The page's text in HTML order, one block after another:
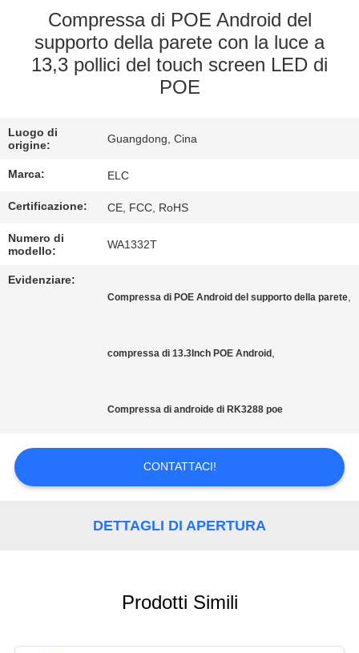
FABBRICA
CONTROLLO
CONTATTICI
RICHIEDA
UNA
CITAZIONE
Compressa di POE Android del
supporto della parete con la luce a
13,3 pollici del touch screen LED di
POE
Luogo di
origine:
Guangdong, Cina
Marca: ELC
Certificazione: CE, FCC, RoHS
Numero di
modello:
WA1332T
Evidenziare:
Compressa di POE Android del supporto della parete,
compressa di 13.3Inch POE Android ,
Compressa di androide di RK3288 poe
CONTATTACI!
DETTAGLI DI APERTURA
Prodotti Simili